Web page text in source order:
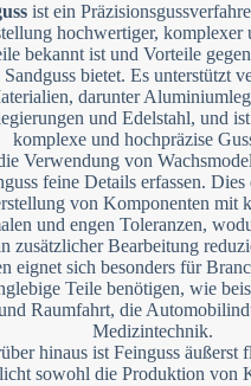
ist ein
hochwertiger, komplexer
bekannt ist und Vorteile
bietet. Es unterstützt
darunter
und Edelstahl, und
komplexe und hochpräzise
Verwendung von
feine Details erfassen.
von Komponenten mit
und engen Toleranzen,
zusätzlicher Bearbeitung
eignet sich besonders für
Teile benötigen, wie
Raumfahrt, die
Medizintechnik.
hinaus ist Feinguss äußerst
sowohl die Produktion von